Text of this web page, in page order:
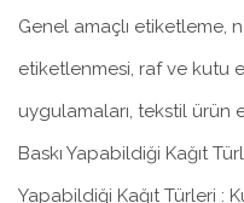
Genel amaçlı etiketleme,
etiketlenmesi, raf ve kutu
uygulamaları, tekstil ürün
Baskı Yapabildiği Kağıt
Yapabildiği Kağıt Türleri :